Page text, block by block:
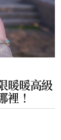
暖暖高級
裡！